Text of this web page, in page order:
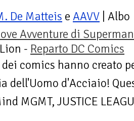
De Matteis e AAVV | Albo
Avventure di Superman
- Reparto DC Comics
comics hanno creato
dell'Uomo d'Acciaio!
MGMT, JUSTICE